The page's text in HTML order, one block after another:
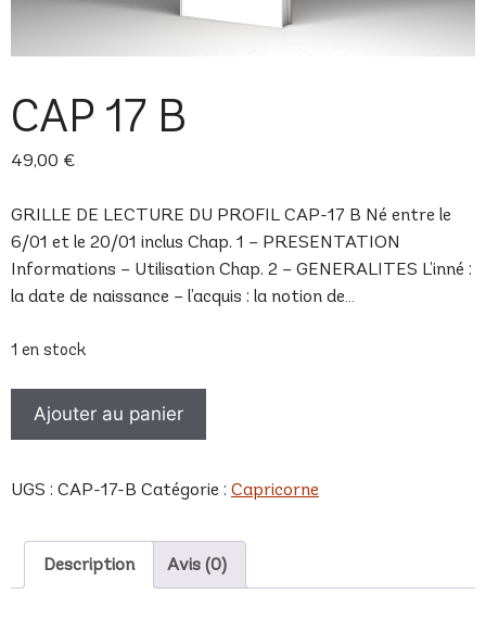
CAP 17 B
49,00 €
GRILLE DE LECTURE DU PROFIL CAP-17 B Né entre le
6/01 et le 20/01 inclus Chap. 1 – PRESENTATION
Informations – Utilisation Chap. 2 – GENERALITES L’inné :
la date de naissance – l’acquis : la notion de…
1 en stock
17
Ajouter au panier
UGS : CAP-17-B Catégorie : Capricorne
Description Avis (0)